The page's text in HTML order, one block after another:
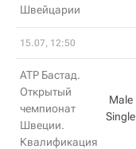
Швейцарии
15.07, 12:50
ATP Бастад.
Открытый
чемпионат
Швеции.
Квалификация
Male
Single